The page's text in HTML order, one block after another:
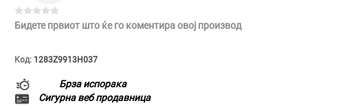
Бидете првиот што ќе го коментира овој производ
Код: 1283Z9913H037
Брза испорака
Сигурна веб продавница